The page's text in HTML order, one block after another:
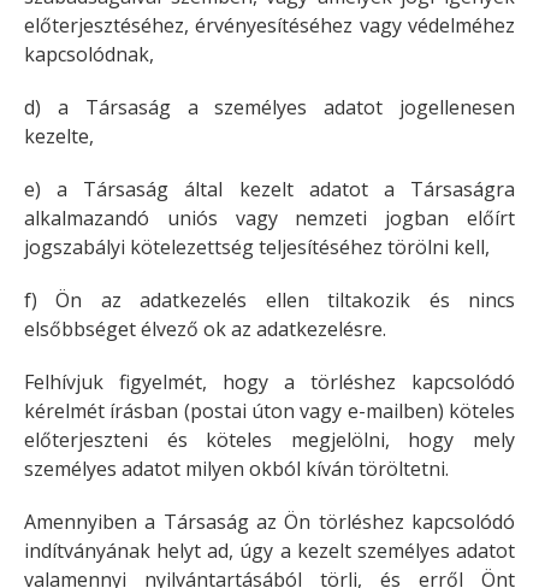
előterjesztéséhez, érvényesítéséhez vagy védelméhez
kapcsolódnak,
d) a Társaság a személyes adatot jogellenesen
kezelte,
e) a Társaság által kezelt adatot a Társaságra
alkalmazandó uniós vagy nemzeti jogban előírt
jogszabályi kötelezettség teljesítéséhez törölni kell,
f) Ön az adatkezelés ellen tiltakozik és nincs
elsőbbséget élvező ok az adatkezelésre.
Felhívjuk figyelmét, hogy a törléshez kapcsolódó
kérelmét írásban (postai úton vagy e-mailben) köteles
előterjeszteni és köteles megjelölni, hogy mely
személyes adatot milyen okból kíván töröltetni.
Amennyiben a Társaság az Ön törléshez kapcsolódó
indítványának helyt ad, úgy a kezelt személyes adatot
valamennyi nyilvántartásából törli, és erről Önt